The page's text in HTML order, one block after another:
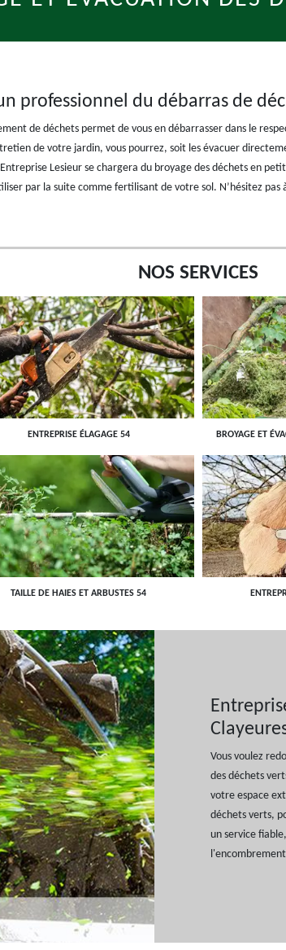
professionnel du débarras de
de déchets permet de vous en débarrasser dans le
de votre jardin, vous pourrez, soit les évacuer
Lesieur se chargera du broyage des déchets en
par la suite comme fertilisant de votre sol. N’hésitez pas
NOS SERVICES
ENTREPRISE ÉLAGAGE 54 BROYAGE ET
TAILLE DE HAIES ET ARBUSTES 54
Vous voulez
des déchets
votre espace
déchets verts,
un service